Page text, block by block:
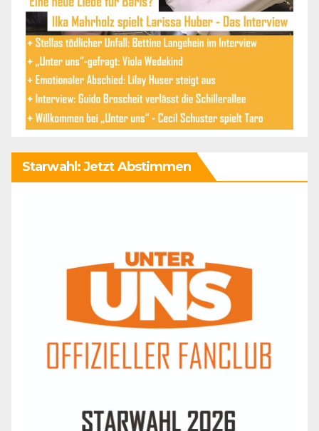
Starwahl: Jetzt Abstimmen